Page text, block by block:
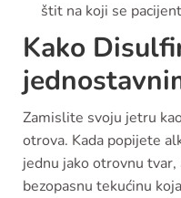
štit na koji se
Kako
Zamislite svoju jetru
otrova. Kada popijete
jednu jako otrovnu
bezopasnu tekućinu